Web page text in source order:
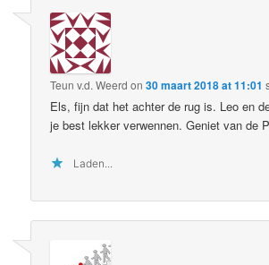
Teun v.d. Weerd on30 maart 2018 at 11:01
Els, fijn dat het achter de rug is. Leo en
je best lekker verwennen. Geniet van de
Laden...